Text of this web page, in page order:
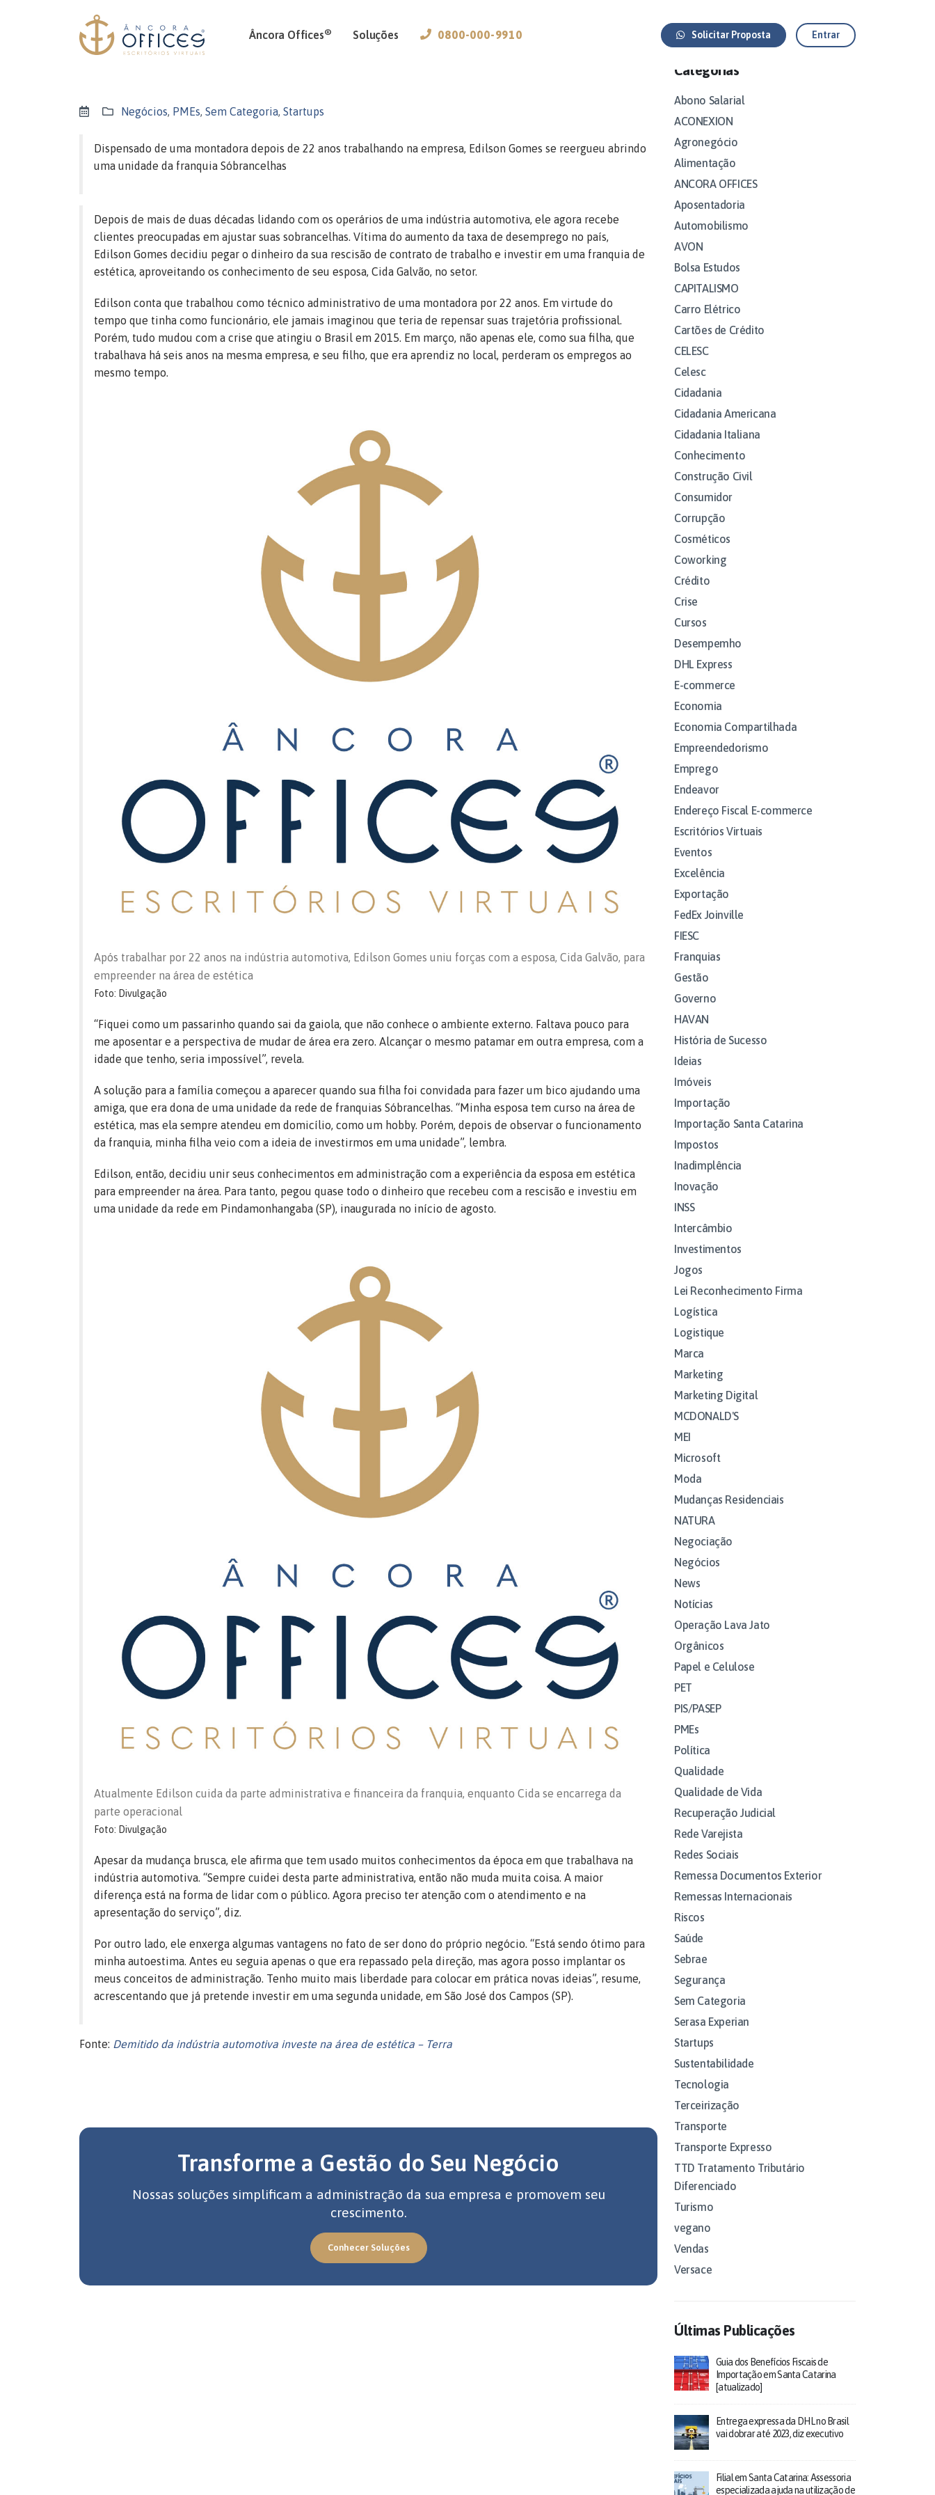
Âncora Offices® Soluções 0800-000-9910 Solicitar Proposta Entrar
Negócios, PMEs, Sem Categoria, Startups
Dispensado de uma montadora depois de 22 anos trabalhando na empresa, Edilson Gomes se reergueu abrindo
uma unidade da franquia Sóbrancelhas
Depois de mais de duas décadas lidando com os operários de uma indústria automotiva, ele agora recebe
clientes preocupadas em ajustar suas sobrancelhas. Vítima do aumento da taxa de desemprego no país,
Edilson Gomes decidiu pegar o dinheiro da sua rescisão de contrato de trabalho e investir em uma franquia de
estética, aproveitando os conhecimento de seu esposa, Cida Galvão, no setor.
Edilson conta que trabalhou como técnico administrativo de uma montadora por 22 anos. Em virtude do
tempo que tinha como funcionário, ele jamais imaginou que teria de repensar suas trajetória profissional.
Porém, tudo mudou com a crise que atingiu o Brasil em 2015. Em março, não apenas ele, como sua filha, que
trabalhava há seis anos na mesma empresa, e seu filho, que era aprendiz no local, perderam os empregos ao
mesmo tempo.
Após trabalhar por 22 anos na indústria automotiva, Edilson Gomes uniu forças com a esposa, Cida Galvão, para
empreender na área de estética
Foto: Divulgação
“Fiquei como um passarinho quando sai da gaiola, que não conhece o ambiente externo. Faltava pouco para
me aposentar e a perspectiva de mudar de área era zero. Alcançar o mesmo patamar em outra empresa, com a
idade que tenho, seria impossível”, revela.
A solução para a família começou a aparecer quando sua filha foi convidada para fazer um bico ajudando uma
amiga, que era dona de uma unidade da rede de franquias Sóbrancelhas. “Minha esposa tem curso na área de
estética, mas ela sempre atendeu em domicílio, como um hobby. Porém, depois de observar o funcionamento
da franquia, minha filha veio com a ideia de investirmos em uma unidade”, lembra.
Edilson, então, decidiu unir seus conhecimentos em administração com a experiência da esposa em estética
para empreender na área. Para tanto, pegou quase todo o dinheiro que recebeu com a rescisão e investiu em
uma unidade da rede em Pindamonhangaba (SP), inaugurada no início de agosto.
Atualmente Edilson cuida da parte administrativa e financeira da franquia, enquanto Cida se encarrega da
parte operacional
Foto: Divulgação
Apesar da mudança brusca, ele afirma que tem usado muitos conhecimentos da época em que trabalhava na
indústria automotiva. “Sempre cuidei desta parte administrativa, então não muda muita coisa. A maior
diferença está na forma de lidar com o público. Agora preciso ter atenção com o atendimento e na
apresentação do serviço”, diz.
Por outro lado, ele enxerga algumas vantagens no fato de ser dono do próprio negócio. “Está sendo ótimo para
minha autoestima. Antes eu seguia apenas o que era repassado pela direção, mas agora posso implantar os
meus conceitos de administração. Tenho muito mais liberdade para colocar em prática novas ideias”, resume,
acrescentando que já pretende investir em uma segunda unidade, em São José dos Campos (SP).
Fonte: Demitido da indústria automotiva investe na área de estética – Terra
Transforme a Gestão do Seu Negócio
Nossas soluções simplificam a administração da sua empresa e promovem seu
crescimento.
Conhecer Soluções
Categorias
Abono Salarial
ACONEXION
Agronegócio
Alimentação
ANCORA OFFICES
Aposentadoria
Automobilismo
AVON
Bolsa Estudos
CAPITALISMO
Carro Elétrico
Cartões de Crédito
CELESC
Celesc
Cidadania
Cidadania Americana
Cidadania Italiana
Conhecimento
Construção Civil
Consumidor
Corrupção
Cosméticos
Coworking
Crédito
Crise
Cursos
Desempemho
DHL Express
E-commerce
Economia
Economia Compartilhada
Empreendedorismo
Emprego
Endeavor
Endereço Fiscal E-commerce
Escritórios Virtuais
Eventos
Excelência
Exportação
FedEx Joinville
FIESC
Franquias
Gestão
Governo
HAVAN
História de Sucesso
Ideias
Imóveis
Importação
Importação Santa Catarina
Impostos
Inadimplência
Inovação
INSS
Intercâmbio
Investimentos
Jogos
Lei Reconhecimento Firma
Logística
Logistique
Marca
Marketing
Marketing Digital
MCDONALD'S
MEI
Microsoft
Moda
Mudanças Residenciais
NATURA
Negociação
Negócios
News
Notícias
Operação Lava Jato
Orgânicos
Papel e Celulose
PET
PIS/PASEP
PMEs
Política
Qualidade
Qualidade de Vida
Recuperação Judicial
Rede Varejista
Redes Sociais
Remessa Documentos Exterior
Remessas Internacionais
Riscos
Saúde
Sebrae
Segurança
Sem Categoria
Serasa Experian
Startups
Sustentabilidade
Tecnologia
Terceirização
Transporte
Transporte Expresso
TTD Tratamento Tributário
Diferenciado
Turismo
vegano
Vendas
Versace
Últimas Publicações
Guia dos Benefícios Fiscais de
Importação em Santa Catarina
[atualizado]
Entrega expressa da DHL no Brasil
vai dobrar até 2023, diz executivo
Filial em Santa Catarina: Assessoria
especializada ajuda na utilização de